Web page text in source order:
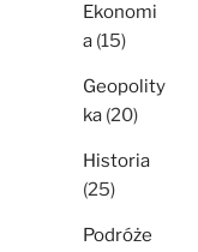
Ekonomi
a (15)
Geopolity
ka (20)
Historia
(25)
Podróże